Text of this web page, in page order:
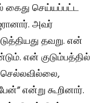
கைது செய்யப்பட்ட
அவர்
தவறு. என்
என் குடும்பத்தில்
என்று கூறினார்.